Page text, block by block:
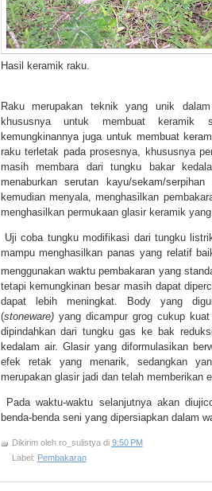
Hasil keramik raku.
Raku merupakan teknik yang unik
khususnya untuk membuat
kemungkinannya juga untuk membuat
raku terletak pada prosesnya, khususnya
masih membara dari tungku bakar
menaburkan serutan kayu/sekam/
kemudian menyala, menghasilkan
menghasilkan permukaan glasir keramik
Uji coba tungku modifikasi dari tungku
mampu menghasilkan panas yang relatif
menggunakan waktu pembakaran yang
tetapi kemungkinan besar masih dapat
dapat lebih meningkat. Body yang
(stoneware)yang dicampur grog cukup
dipindahkan dari tungku gas ke bak
kedalam air. Glasir yang diformulasikan
efek retak yang menarik, sedangkan
merupakan glasir jadi dan telah memberikan
Pada waktu-waktu selanjutnya akan
benda-benda seni yang dipersiapkan dalam
Dikirim oleh ro_sulistya di 9:50 PM
Label: Pembakaran